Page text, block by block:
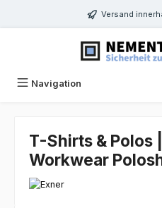
Zum Hauptinhalt springenVersand
Navigation
T-Shirts & Polos
Workwear